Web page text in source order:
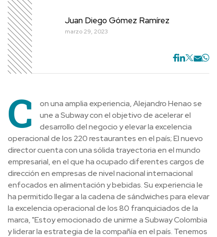
Juan Diego Gómez Ramírez
marzo 29, 2023
C
on una amplia experiencia, Alejandro Henao se
une a Subway con el objetivo de acelerar el
desarrollo del negocio y elevar la excelencia
operacional de los 220 restaurantes en el país; El nuevo
director cuenta con una sólida trayectoria en el mundo
empresarial, en el que ha ocupado diferentes cargos de
dirección en empresas de nivel nacional internacional
enfocados en alimentación y bebidas. Su experiencia le
ha permitido llegar a la cadena de sándwiches para elevar
la excelencia operacional de los 80 franquiciados de la
marca, "Estoy emocionado de unirme a Subway Colombia
y liderar la estrategia de la compañía en el país. Tenemos